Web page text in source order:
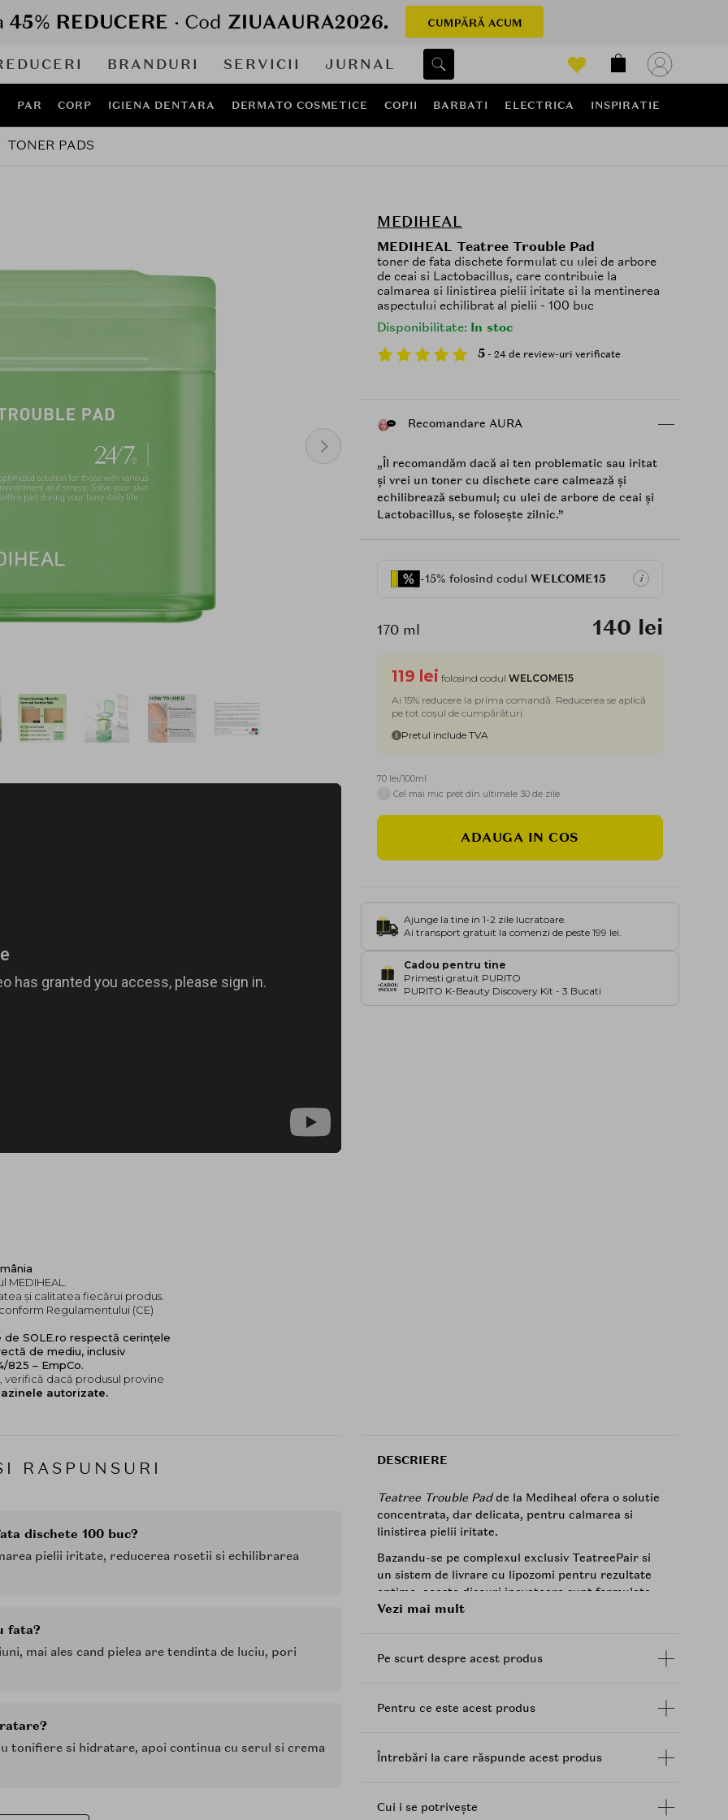
BRANDURI SERVICII JURNAL
PAR CORP IGIENA DENTARA DERMATO COSMETICE COPII BARBATI ELECTRICA INSPIRATIE
TONER PADS
și calitatea fiecărui produs.
Regulamentului (CE)
SOLE.ro respectă cerințele
de mediu, inclusiv
825 – EmpCo.
dacă produsul provine
autorizate.
MEDIHEAL
MEDIHEAL Teatree Trouble Pad
toner de fata dischete formulat cu ulei de arbore
de ceai si Lactobacillus, care contribuie la
calmarea si linistirea pielii iritate si la mentinerea
aspectului echilibrat al pielii - 100 buc
Disponibilitate: In stoc
5 - 24 de review-uri verificate
Recomandare AURA
„Îl recomandăm dacă ai ten problematic sau iritat
și vrei un toner cu dischete care calmează și
echilibrează sebumul; cu ulei de arbore de ceai și
Lactobacillus, se folosește zilnic.”
-15% folosind codul WELCOME15 i
170 ml 140 lei
119 lei folosind codul WELCOME15
Ai 15% reducere la prima comandă. Reducerea se aplică
pe tot coșul de cumpărături.
Pretul include TVA
70 lei/100ml
Cel mai mic pret din ultimele 30 de zile
ADAUGA IN COS
Ajunge la tine in 1-2 zile lucratoare.
Ai transport gratuit la comenzi de peste 199 lei.
Cadou pentru tine
Primesti gratuit PURITO
PURITO K-Beauty Discovery Kit - 3 Bucati
RASPUNSURI
dischete 100 buc?
pielii iritate, reducerea rosetii si echilibrarea
fata?
mai ales cand pielea are tendinta de luciu, pori
tonifiere si hidratare, apoi continua cu serul si crema
DESCRIERE
Teatree Trouble Padde la Mediheal ofera o solutie
concentrata, dar delicata, pentru calmarea si
linistirea pielii iritate.
Bazandu-se pe complexul exclusiv TeatreePair si
un sistem de livrare cu lipozomi pentru rezultate
optime, aceste discuri inovatoare sunt formulate
cu ingrediente active precum uleiul de arbore de
crea Tea Tree Calming Biome, care este apoi
Fabricate din fibre vegane, discurile au o
perfecta pe piele. Efectele lor calmante,
glandelor sebacee active dupa 4 saptamani de
Vezi mai mult
Pe scurt despre acest produs
Pentru ce este acest produs
Întrebări la care răspunde acest produs
Cui i se potrivește